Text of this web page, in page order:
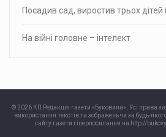
Посадив сад, виростив трьох дітей
На війні головне – інтелект
© 2026 КП Редакція газети «Буковина». Усі права
використання текстів та зображень чи за будь-
сайту газети гіперпосилання на http://